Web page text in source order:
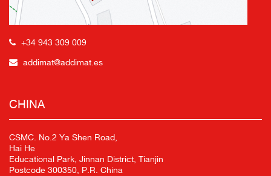
+34 943 309 009
addimat@addimat.es
CHINA
CSMC. No.2 Ya Shen Road,
Hai He
Educational Park, Jinnan District, Tianjin
Postcode 300350, P.R. China